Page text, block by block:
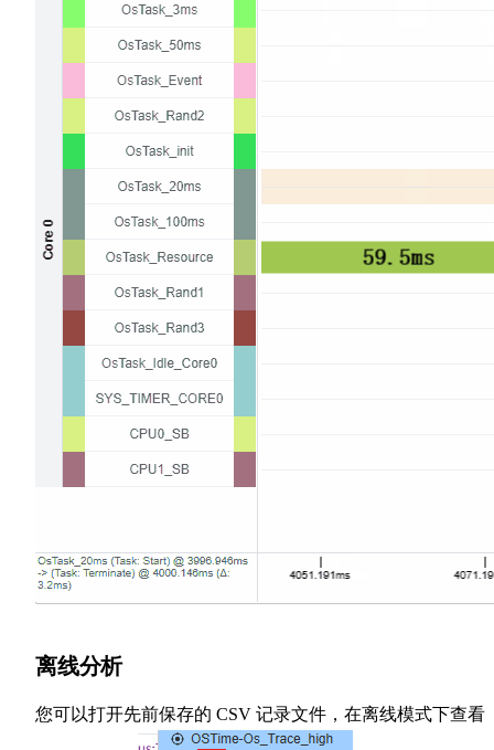
离线分析
您可以打开先前保存的 CSV 记录文件，在离线模式下查看